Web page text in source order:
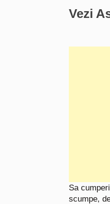
Vezi
Sa
scumpe,